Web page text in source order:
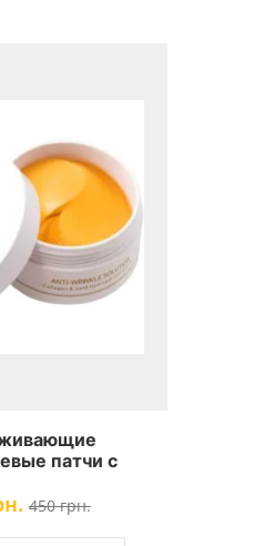
патчи с
Collagen Gold
Eye Patch
450 грн.